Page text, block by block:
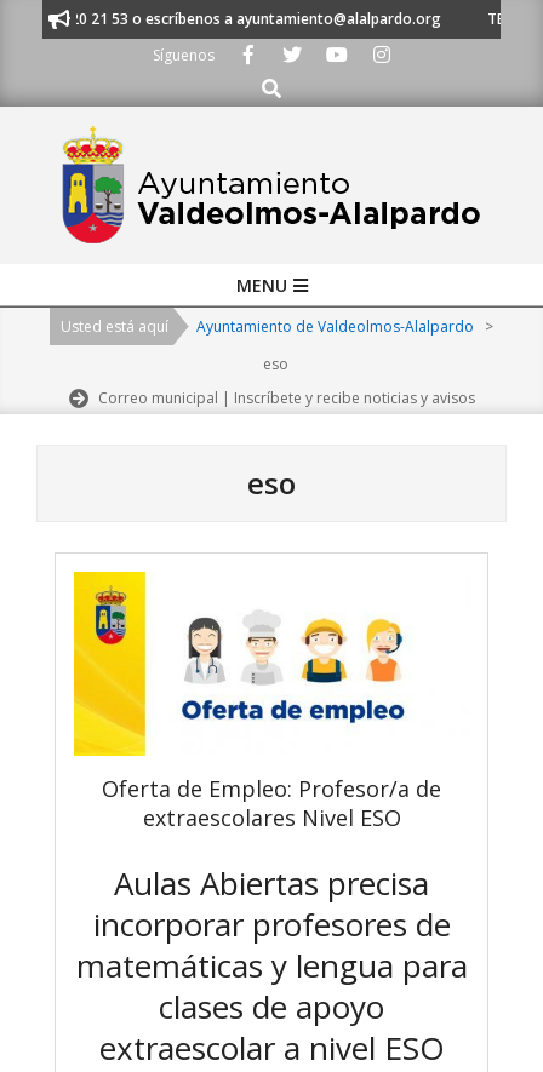
al 91 620 21 53 o escríbenos a ayuntamiento@alalpardo.org
TE
Síguenos
Buscar
Navigation
MENU
Usted está aquí Ayuntamiento de Valdeolmos-Alalpardo
>
eso
Correo municipal | Inscríbete y recibe noticias y avisos
eso
Oferta de Empleo: Profesor/a de
extraescolares Nivel ESO
Aulas Abiertas precisa
incorporar profesores de
matemáticas y lengua para
clases de apoyo
extraescolar a nivel ESO